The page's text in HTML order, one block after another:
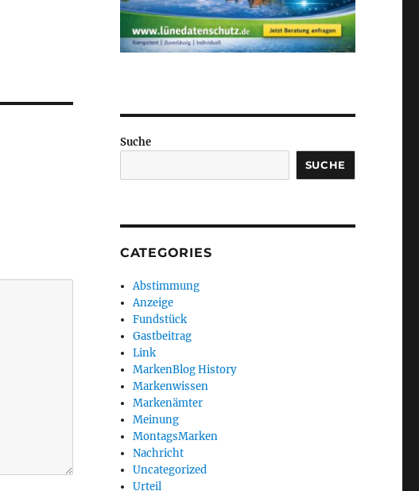
Suche
SUCHE
CATEGORIES
Abstimmung
Anzeige
Fundstück
Gastbeitrag
Link
MarkenBlog History
Markenwissen
Markenämter
Meinung
MontagsMarken
Nachricht
Uncategorized
Urteil